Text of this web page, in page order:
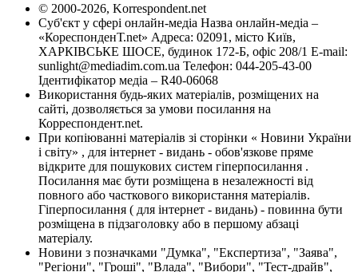
© 2000-2026, Korrespondent.net
Суб'єкт у сфері онлайн-медіа Назва онлайн-медіа –
«КореспонденТ.net» Адреса: 02091, місто Київ,
ХАРКІВСЬКЕ ШОСЕ, будинок 172-Б, офіс 208/1 E-mail:
sunlight@mediadim.com.ua Телефон: 044-205-43-00
Ідентифікатор медіа – R40-06068
Використання будь-яких матеріалів, розміщених на
сайті, дозволяється за умови посилання на
Корреспондент.net.
При копіюванні матеріалів зі сторінки « Новини України
і світу» , для інтернет - видань - обов'язкове пряме
відкрите для пошукових систем гіперпосилання .
Посилання має бути розміщена в незалежності від
повного або часткового використання матеріалів.
Гіперпосилання ( для інтернет - видань) - повинна бути
розміщена в підзаголовку або в першому абзаці
матеріалу.
Новини з позначками "Думка", "Експертиза", "Заява",
"Регіони", "Гроші", "Влада", "Вибори", "Тест-драйв",